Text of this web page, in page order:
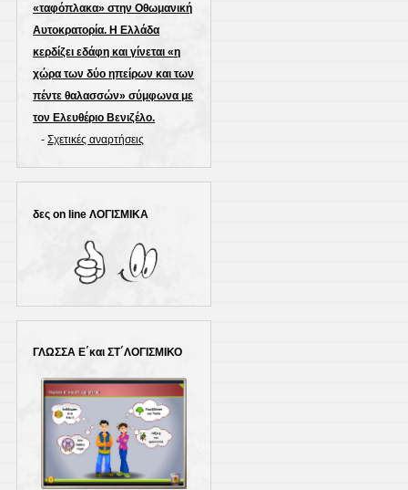
«ταφόπλακα» στην Οθωμανική
Αυτοκρατορία. Η Ελλάδα
κερδίζει εδάφη και γίνεται «η
χώρα των δύο ηπείρων και των
πέντε θαλασσών» σύμφωνα με
τον Ελευθέριο Βενιζέλο.
-Σχετικές αναρτήσεις
δες on line ΛΟΓΙΣΜΙΚΑ
ΓΛΩΣΣΑ Ε΄και ΣΤ΄ΛΟΓΙΣΜΙΚΟ